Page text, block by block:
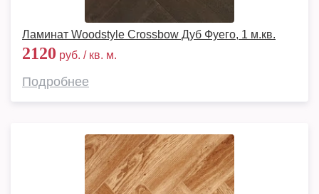
Ламинат Woodstyle Crossbow Дуб Фуего, 1 м.кв.
2120 руб. / кв. м.
Подробнее